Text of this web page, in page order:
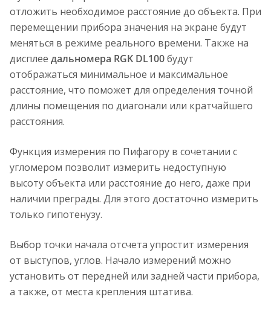
отложить необходимое расстояние до объекта. При
перемещении прибора значения на экране будут
меняться в режиме реального времени. Также на
дисплее дальномера RGK DL100будут
отображаться минимальное и максимальное
расстояние, что поможет для определения точной
длины помещения по диагонали или кратчайшего
расстояния.
Функция измерения по Пифагору в сочетании с
угломером позволит измерить недоступную
высоту объекта или расстояние до него, даже при
наличии преграды. Для этого достаточно измерить
только гипотенузу.
Выбор точки начала отсчета упростит измерения
от выступов, углов. Начало измерений можно
установить от передней или задней части прибора,
а также, от места крепления штатива.